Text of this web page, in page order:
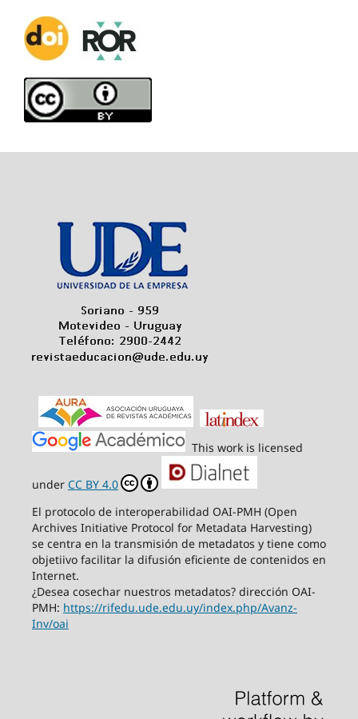
This work is licensed
under CC BY 4.0
El protocolo de interoperabilidad OAI-PMH (Open
Archives Initiative Protocol for Metadata Harvesting)
se centra en la transmisión de metadatos y tiene como
objetiivo facilitar la difusión eficiente de contenidos en
Internet.
¿Desea cosechar nuestros metadatos? dirección OAI-
PMH: https://rifedu.ude.edu.uy/index.php/Avanz-
Inv/oai